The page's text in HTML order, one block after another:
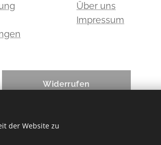
Über uns
Impressum
Widerrufen
der Website zu